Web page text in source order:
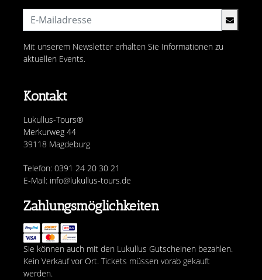
Kontakt
Lukullus-Tours®
Merkurweg 44
39118 Magdeburg
Telefon: 0391 24 20 30 21
E-Mail: info@lukullus-tours.de
Mit unserem Newsletter erhalten Sie Informationen zu
aktuellen Events.
Zahlungsmöglichkeiten
Sie können auch mit den Lukullus Gutscheinen bezahlen.
Kein Verkauf vor Ort. Tickets müssen vorab gekauft
werden.